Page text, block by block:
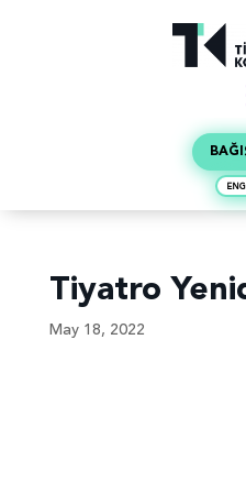
Tiyatro
May 18, 2022